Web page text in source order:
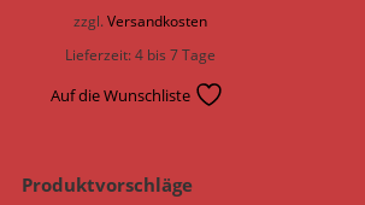
zzgl.Versandkosten
Lieferzeit:4 bis 7 Tage
Auf die Wunschliste
Produktvorschläge